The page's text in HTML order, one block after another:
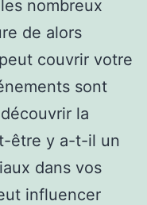
nombreux
de alors
couvrir votre
sont
la
être y a-t-il un
dans vos
influencer